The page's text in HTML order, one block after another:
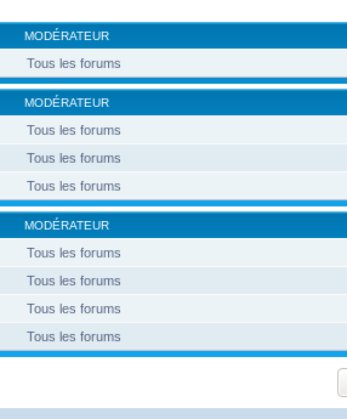
MODÉRATEUR
Tous les forums
MODÉRATEUR
Tous les forums
Tous les forums
Tous les forums
MODÉRATEUR
Tous les forums
Tous les forums
Tous les forums
Tous les forums